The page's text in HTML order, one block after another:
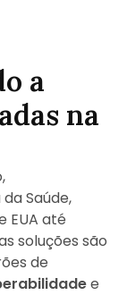
a
na
Saúde,
EUA até
soluções são
de
e